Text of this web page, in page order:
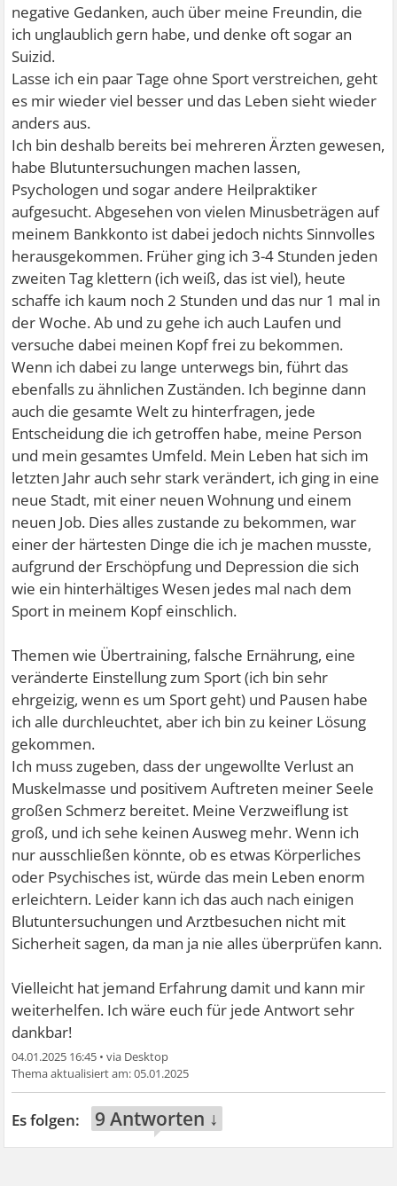
negative Gedanken, auch über meine Freundin, die
ich unglaublich gern habe, und denke oft sogar an
Suizid.
Lasse ich ein paar Tage ohne Sport verstreichen, geht
es mir wieder viel besser und das Leben sieht wieder
anders aus.
Ich bin deshalb bereits bei mehreren Ärzten gewesen,
habe Blutuntersuchungen machen lassen,
Psychologen und sogar andere Heilpraktiker
aufgesucht. Abgesehen von vielen Minusbeträgen auf
meinem Bankkonto ist dabei jedoch nichts Sinnvolles
herausgekommen. Früher ging ich 3-4 Stunden jeden
zweiten Tag klettern (ich weiß, das ist viel), heute
schaffe ich kaum noch 2 Stunden und das nur 1 mal in
der Woche. Ab und zu gehe ich auch Laufen und
versuche dabei meinen Kopf frei zu bekommen.
Wenn ich dabei zu lange unterwegs bin, führt das
ebenfalls zu ähnlichen Zuständen. Ich beginne dann
auch die gesamte Welt zu hinterfragen, jede
Entscheidung die ich getroffen habe, meine Person
und mein gesamtes Umfeld. Mein Leben hat sich im
letzten Jahr auch sehr stark verändert, ich ging in eine
neue Stadt, mit einer neuen Wohnung und einem
neuen Job. Dies alles zustande zu bekommen, war
einer der härtesten Dinge die ich je machen musste,
aufgrund der Erschöpfung und Depression die sich
wie ein hinterhältiges Wesen jedes mal nach dem
Sport in meinem Kopf einschlich.
Themen wie Übertraining, falsche Ernährung, eine
veränderte Einstellung zum Sport (ich bin sehr
ehrgeizig, wenn es um Sport geht) und Pausen habe
ich alle durchleuchtet, aber ich bin zu keiner Lösung
gekommen.
Ich muss zugeben, dass der ungewollte Verlust an
Muskelmasse und positivem Auftreten meiner Seele
großen Schmerz bereitet. Meine Verzweiflung ist
groß, und ich sehe keinen Ausweg mehr. Wenn ich
nur ausschließen könnte, ob es etwas Körperliches
oder Psychisches ist, würde das mein Leben enorm
erleichtern. Leider kann ich das auch nach einigen
Blutuntersuchungen und Arztbesuchen nicht mit
Sicherheit sagen, da man ja nie alles überprüfen kann.
Vielleicht hat jemand Erfahrung damit und kann mir
weiterhelfen. Ich wäre euch für jede Antwort sehr
dankbar!
04.01.2025 16:45 •
05.01.2025
9 Antworten ↓